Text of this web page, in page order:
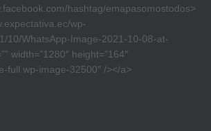
hashtag/emapasomostodos>
wp-
10/WhatsApp-Image-2021-10-08-at-
width=”1280″ height=”164″
full wp-image-32500″ /></a>